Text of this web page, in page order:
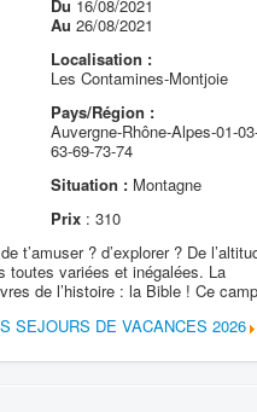
Du 16/08/2021
Au 26/08/2021
Localisation :
Les Contamines-Montjoie
Pays/Région :
Auvergne-Rhône-Alpes-01-
63-69-73-74
Situation : Montagne
Prix : 310
t’amuser ? d’explorer ? De
toutes variées et inégalées. La
de l’histoire : la Bible ! Ce
SEJOURS DE VACANCES 2026